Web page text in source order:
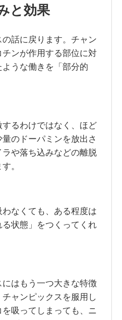
と効果
話に戻ります。チャン
ンが作用する部位に対
うな働きを「部分的
るわけではなく、ほど
のドーパミンを放出さ
や落ち込みなどの離脱
。
なくても、ある程度は
状態」をつくってくれ
はもう一つ大きな特徴
ャンピックスを服用し
吸ってしまっても、ニ